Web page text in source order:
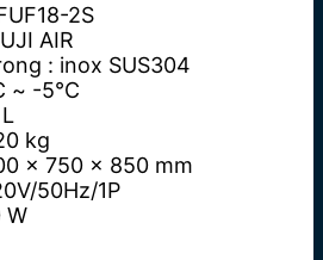
2S
AIR
: inox SUS304
~ -5℃
kg
x 750 x 850 mm
50Hz/1P
W